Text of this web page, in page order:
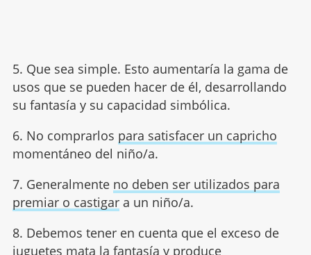
5. Que sea simple. Esto aumentaría la gama de
usos que se pueden hacer de él, desarrollando
su fantasía y su capacidad simbólica.
6. No comprarlos para satisfacer un capricho
momentáneo del niño/a.
7. Generalmente no deben ser utilizados para
premiar o castigara un niño/a.
8. Debemos tener en cuenta que el exceso de
juguetes mata la fantasía y produce